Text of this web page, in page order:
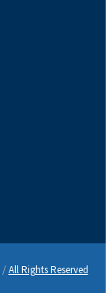
/All Rights Reserved